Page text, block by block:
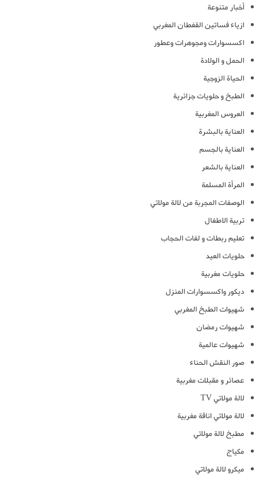
أخبار متنوعة
ازياء فساتين القفطان المغربي
اكسسوارات ومجوهرات وعطور
الحمل و الولادة
الحياة الزوجية
الطبخ و حلويات جزائرية
العروس المغربية
العناية بالبشرة
العناية بالجسم
العناية بالشعر
المرأة المسلمة
الوصفات المجربة من لالة مولاتي
تربية الاطفال
تعليم ربطات و لفات الحجاب
حلويات العيد
حلويات مغربية
ديكور واكسسوارات المنزل
شهيوات الطبخ المغربي
شهيوات رمضان
شهيوات عالمية
صور النقش الحناء
عصائر و مقبلات مغربية
لالة مولاتي TV
لالة مولاتي اناقة مغربية
مطبخ لالة مولاتي
مكياج
ميكرو لالة مولاتي